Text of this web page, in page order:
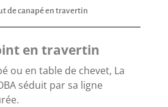
de canapé en travertin
en travertin
ou en table de chevet, La
séduit par sa ligne